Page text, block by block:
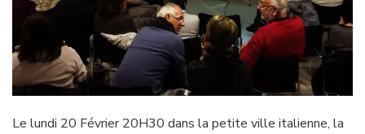
Le lundi 20 Février 20H30 dans la petite ville italienne, la